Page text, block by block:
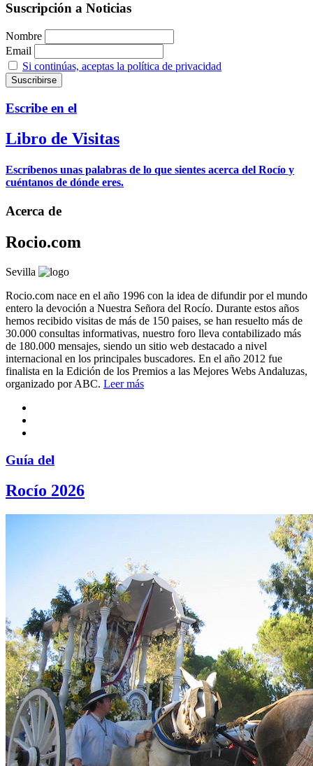
Suscripción a Noticias
Nombre
Email
Si continúas, aceptas la política de privacidad
Escribe en el
Libro de Visitas
Escríbenos unas palabras de lo que sientes acerca del Rocío y
cuéntanos de dónde eres.
Acerca de
Rocio.com
Sevilla
Rocio.com nace en el año 1996 con la idea de difundir por el mundo
entero la devoción a Nuestra Señora del Rocío. Durante estos años
hemos recibido visitas de más de 150 paises, se han resuelto más de
30.000 consultas informativas, nuestro foro lleva contabilizado más
de 180.000 mensajes, siendo un sitio web destacado a nivel
internacional en los principales buscadores. En el año 2012 fue
finalista en la Edición de los Premios a las Mejores Webs Andaluzas,
organizado por ABC. Leer más
Guía del
Rocío 2026